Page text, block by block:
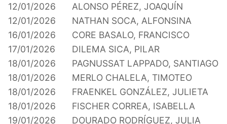
12/01/2026
ALONSO PÉREZ, JOAQUÍN
12/01/2026
NATHAN SOCA, ALFONSINA
16/01/2026
CORE BASALO, FRANCISCO
17/01/2026
DILEMA SICA, PILAR
18/01/2026
PAGNUSSAT LAPPADO, SANTIAGO
18/01/2026
MERLO CHALELA, TIMOTEO
18/01/2026
FRAENKEL GONZÁLEZ, JULIETA
18/01/2026
FISCHER CORREA, ISABELLA
19/01/2026
DOURADO RODRÍGUEZ, JULIA